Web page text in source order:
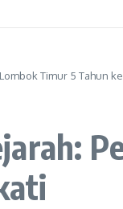
Timur 5 Tahun